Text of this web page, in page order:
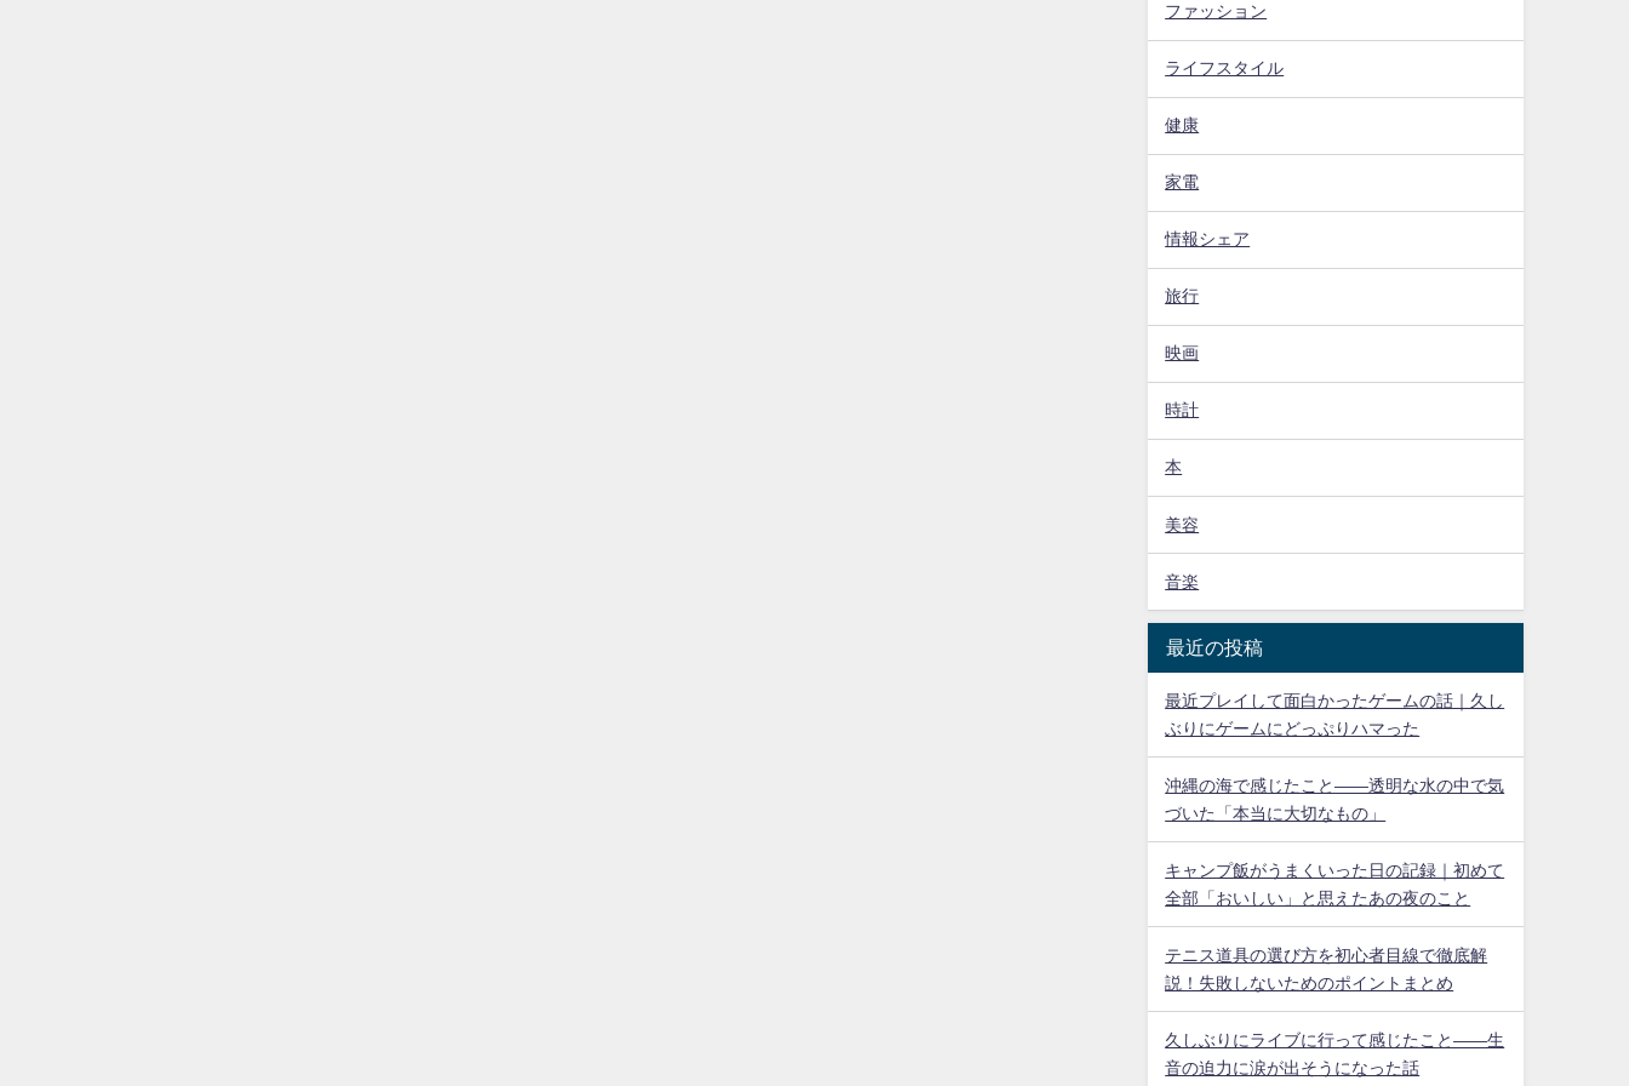
ファッション
ライフスタイル
健康
家電
情報シェア
旅行
映画
時計
本
美容
音楽
最近の投稿
最近プレイして面白かったゲームの話｜久し
ぶりにゲームにどっぷりハマった
沖縄の海で感じたこと——透明な水の中で気
づいた「本当に大切なもの」
キャンプ飯がうまくいった日の記録｜初めて
全部「おいしい」と思えたあの夜のこと
テニス道具の選び方を初心者目線で徹底解
説！失敗しないためのポイントまとめ
久しぶりにライブに行って感じたこと——生
音の迫力に涙が出そうになった話